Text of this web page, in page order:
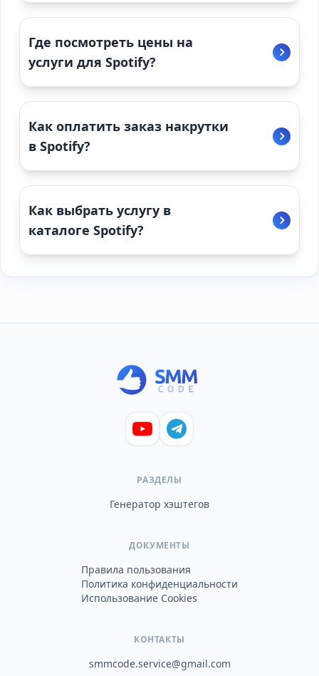
Где посмотреть цены на
услуги для Spotify?
Как оплатить заказ накрутки
в Spotify?
Как выбрать услугу в
каталоге Spotify?
РАЗДЕЛЫ
Генератор хэштегов
ДОКУМЕНТЫ
Правила пользования
Политика конфиденциальности
Использование Cookies
КОНТАКТЫ
smmcode.service@gmail.com